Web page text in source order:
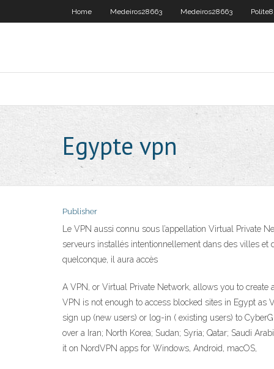
Home Medeiros28663 Medeiros28663
Egypte vpn
Publisher
Le VPN aussi connu sous l’appellation Virtual Private
serveurs installés intentionnellement dans des villes et
quelconque, il aura accès
A VPN, or Virtual Private Network, allows you to
VPN is not enough to access blocked sites in Egypt
sign up (new users) or log-in ( existing users) to
over a Iran; North Korea; Sudan; Syria; Qatar; Saudi
it on NordVPN apps for Windows, Android, macOS,